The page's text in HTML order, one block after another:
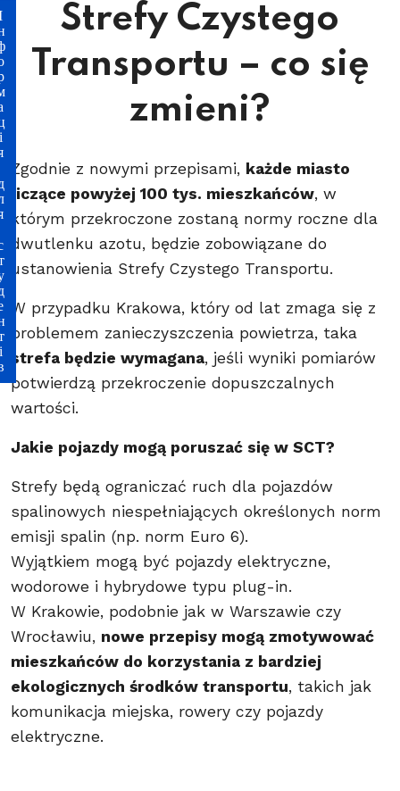
Strefy Czystego
Transportu – co się
zmieni?
Zgodnie z nowymi przepisami, każde miasto
liczące powyżej 100 tys. mieszkańców, w
którym przekroczone zostaną normy roczne dla
dwutlenku azotu, będzie zobowiązane do
ustanowienia Strefy Czystego Transportu.
W przypadku Krakowa, który od lat zmaga się z
problemem zanieczyszczenia powietrza, taka
strefa będzie wymagana, jeśli wyniki pomiarów
potwierdzą przekroczenie dopuszczalnych
wartości.
Jakie pojazdy mogą poruszać się w SCT?
Strefy będą ograniczać ruch dla pojazdów
spalinowych niespełniających określonych norm
emisji spalin (np. norm Euro 6).
Wyjątkiem mogą być pojazdy elektryczne,
wodorowe i hybrydowe typu plug-in.
W Krakowie, podobnie jak w Warszawie czy
Wrocławiu, nowe przepisy mogą zmotywować
mieszkańców do korzystania z bardziej
ekologicznych środków transportu, takich jak
komunikacja miejska, rowery czy pojazdy
elektryczne.